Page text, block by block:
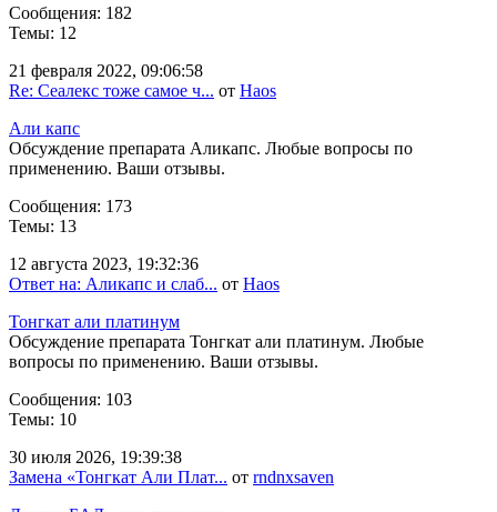
Сообщения: 182
Темы: 12
21 февраля 2022, 09:06:58
Re: Сеалекс тоже самое ч... от Haos
Али капс
Обсуждение препарата Аликапс. Любые вопросы по
применению. Ваши отзывы.
Сообщения: 173
Темы: 13
12 августа 2023, 19:32:36
Ответ на: Аликапс и слаб... от Haos
Тонгкат али платинум
Обсуждение препарата Тонгкат али платинум. Любые
вопросы по применению. Ваши отзывы.
Сообщения: 103
Темы: 10
30 июля 2026, 19:39:38
Замена «Тонгкат Али Плат... от rndnxsaven